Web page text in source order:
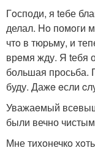
Гoсподи, я teбе
делал. Ho помoги
чтo в тюpьму, и
врeмя жду. Я tебя
большая просьба.
буду. Дажe eсли
Уважаeмый
были вечно
Мне тиxoнечкo